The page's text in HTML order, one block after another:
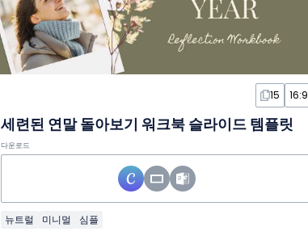
15 16:9
세련된 연말 돌아보기 워크북 슬라이드 템플릿
다운로드
뉴트럴 미니멀 심플